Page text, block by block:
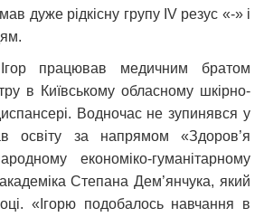
дуже рідкісну групу IV резус «-» і
працював медичним братом
в Київському обласному шкірно-
Водночас не зупинявся у
освіту за напрямом «Здоров’я
економіко-гуманітарному
академіка Степана Дем’янчука, який
«Ігорю подобалось навчання в